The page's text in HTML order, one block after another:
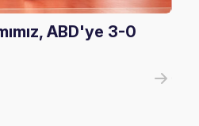
ABD'ye 3-0